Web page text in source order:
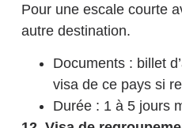
Pour une escale courte
autre destination.
Documents : billet
visa de ce pays si
Durée : 1 à 5 jours